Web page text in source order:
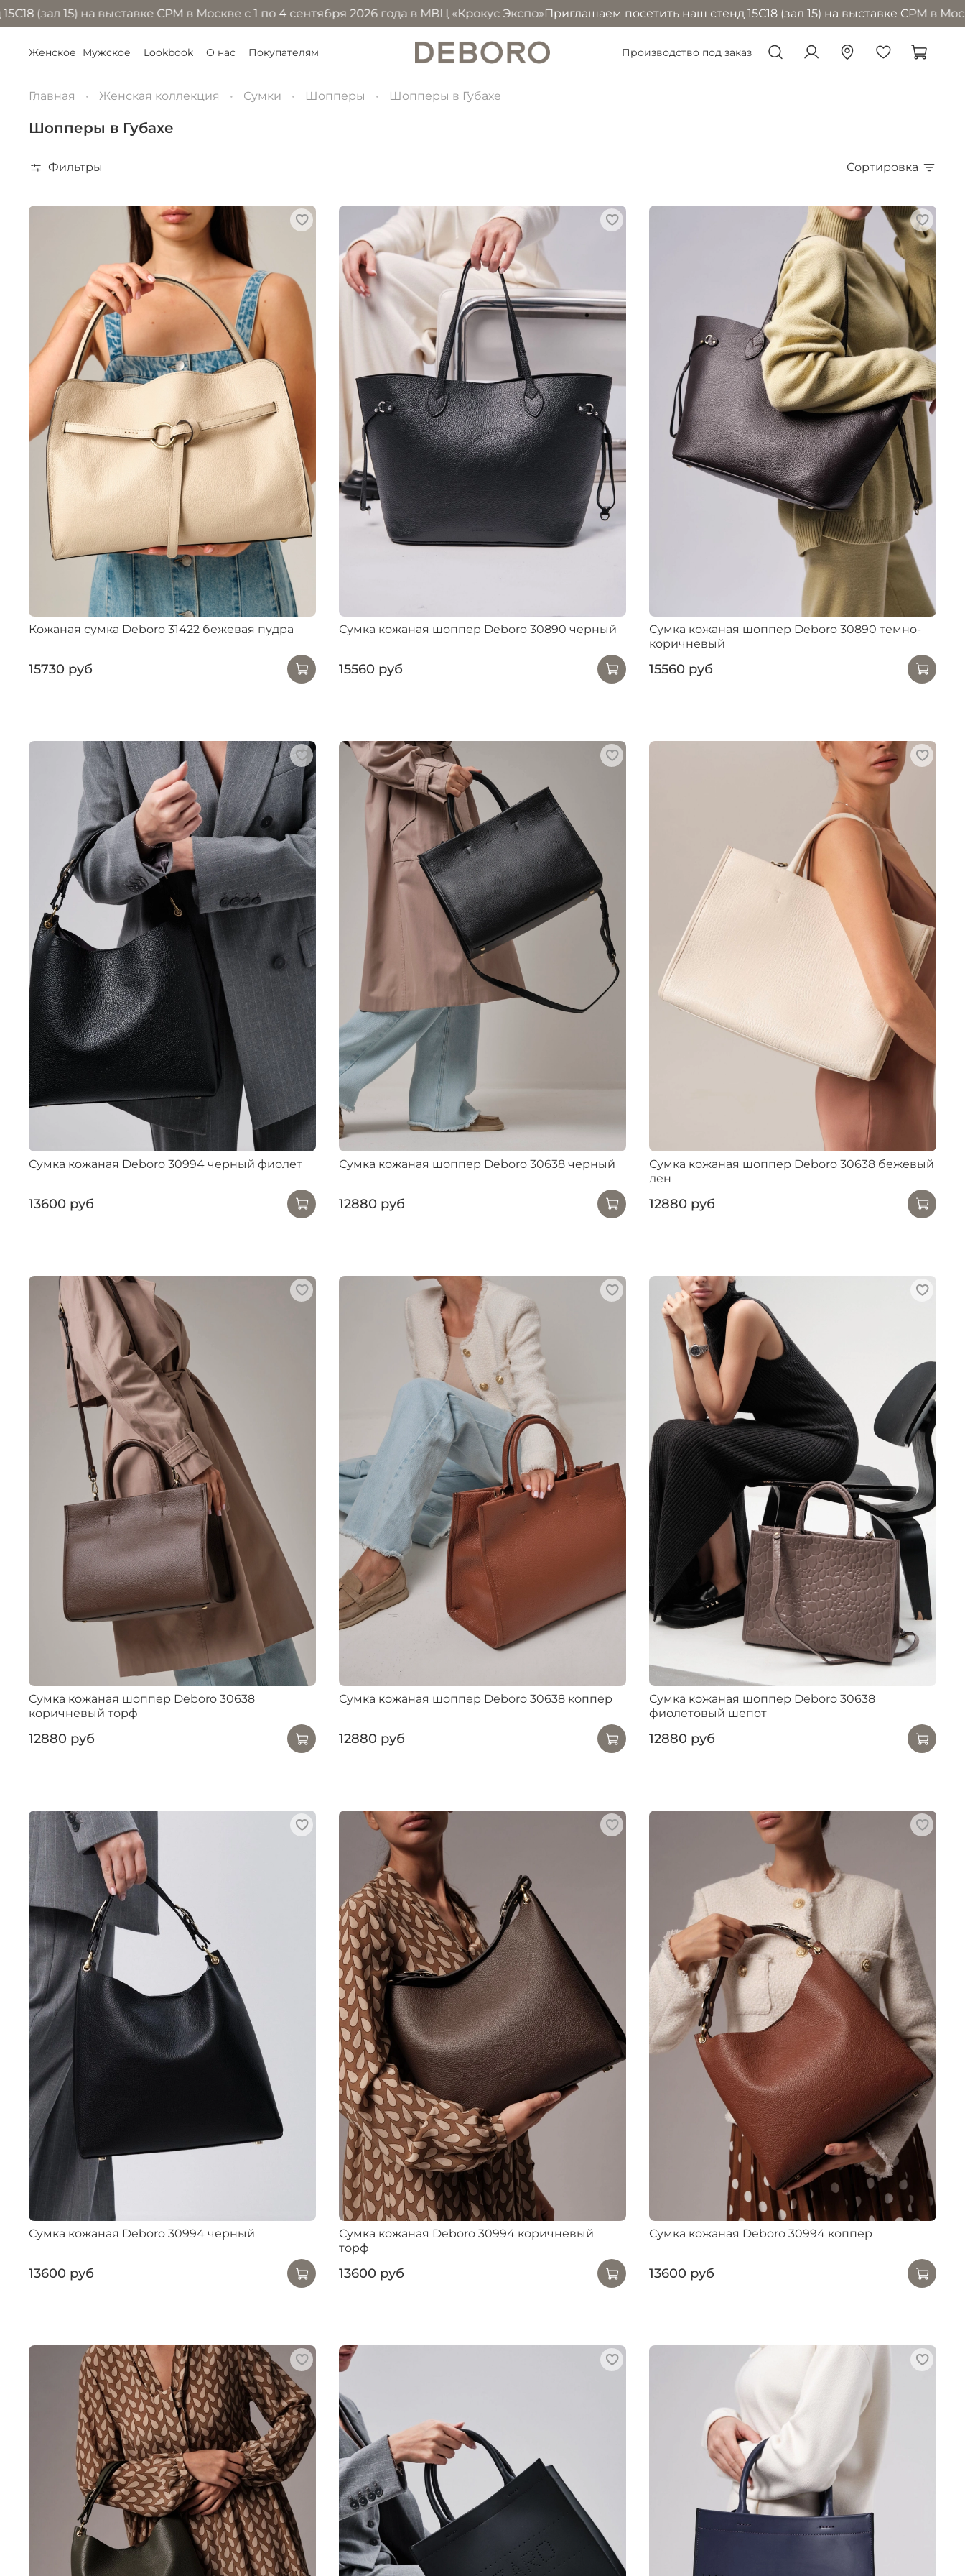
на выставке CPM в Москве с 1 по 4 сентября 2026 года в МВЦ «Крокус Экспо»Приглашаем посетить наш стенд 15С18 (зал 15) на выставке CPM в Москве с 1 по
Производство под заказ
Женское Мужское Lookbook О нас Покупателям
Главная Женская коллекция Сумки Шопперы Шопперы в Губахе
Шопперы в Губахе
Фильтры Сортировка
Кожаная сумка Deboro 31422 бежевая пудра
15730 руб
Сумка кожаная шоппер Deboro 30890 черный
15560 руб
Сумка кожаная шоппер Deboro 30890 темно-
коричневый
15560 руб
Сумка кожаная Deboro 30994 черный фиолет
13600 руб
Сумка кожаная шоппер Deboro 30638 черный
12880 руб
Сумка кожаная шоппер Deboro 30638 бежевый
лен
12880 руб
Сумка кожаная шоппер Deboro 30638
коричневый торф
12880 руб
Сумка кожаная шоппер Deboro 30638 коппер
12880 руб
Сумка кожаная шоппер Deboro 30638
фиолетовый шепот
12880 руб
Сумка кожаная Deboro 30994 черный
13600 руб
Сумка кожаная Deboro 30994 коричневый
торф
13600 руб
Сумка кожаная Deboro 30994 коппер
13600 руб